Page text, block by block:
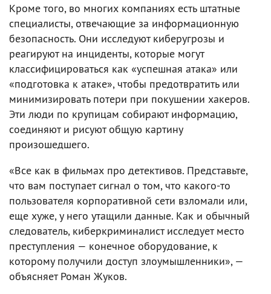
Кроме того, во многих компаниях есть штатные
специалисты, отвечающие за информационную
безопасность. Они исследуют киберугрозы и
реагируют на инциденты, которые могут
классифицироваться как «успешная атака» или
«подготовка к атаке», чтобы предотвратить или
минимизировать потери при покушении хакеров.
Эти люди по крупицам собирают информацию,
соединяют и рисуют общую картину
произошедшего.
«Все как в фильмах про детективов. Представьте,
что вам поступает сигнал о том, что какого-то
пользователя корпоративной сети взломали или,
еще хуже, у него утащили данные. Как и обычный
следователь, киберкриминалист исследует место
преступления — конечное оборудование, к
которому получили доступ злоумышленники», —
объясняет Роман Жуков.